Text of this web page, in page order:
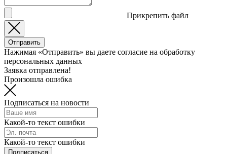
Прикрепить файл
Отправить
Нажимая «Отправить» вы даете согласие на обработку
персональных данных
Заявка отправлена!
Произошла ошибка
Подписаться на новости
Какой-то текст ошибки
Какой-то текст ошибки
Подписаться